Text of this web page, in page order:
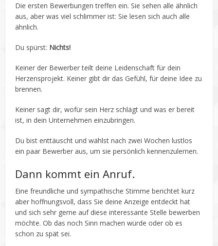
Die ersten Bewerbungen treffen ein. Sie sehen alle ähnlich
aus, aber was viel schlimmer ist: Sie lesen sich auch alle
ähnlich.
Du spürst: Nichts!
Keiner der Bewerber teilt deine Leidenschaft für dein
Herzensprojekt. Keiner gibt dir das Gefühl, für deine Idee zu
brennen.
Keiner sagt dir, wofür sein Herz schlägt und was er bereit
ist, in dein Unternehmen einzubringen.
Du bist enttäuscht und wählst nach zwei Wochen lustlos
ein paar Bewerber aus, um sie persönlich kennenzulernen.
Dann kommt ein Anruf.
Eine freundliche und sympathische Stimme berichtet kurz
aber hoffnungsvoll, dass Sie deine Anzeige entdeckt hat
und sich sehr gerne auf diese interessante Stelle bewerben
möchte. Ob das noch Sinn machen würde oder ob es
schon zu spät sei.